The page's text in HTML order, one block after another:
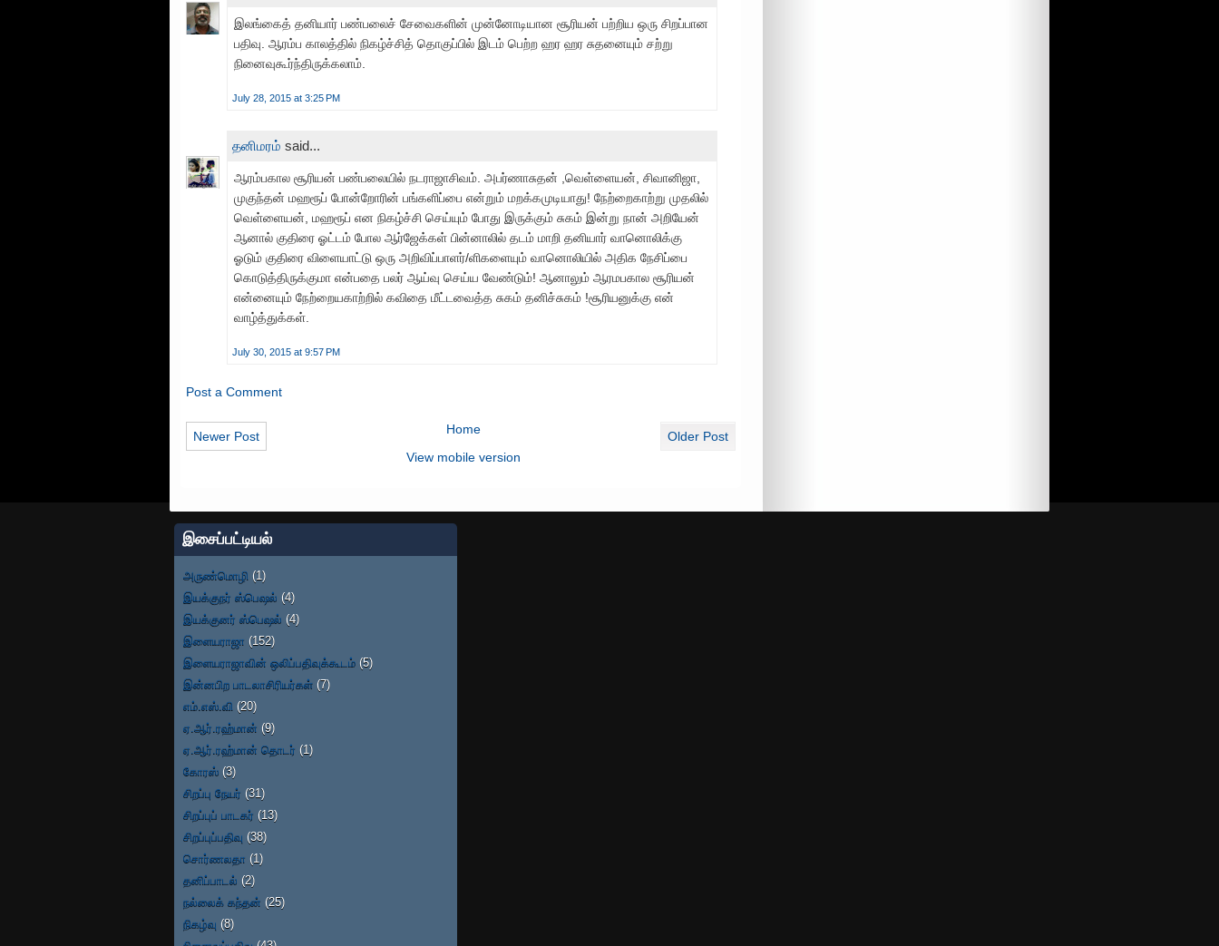
இலங்கைத் தனியார் பண்பலைச் சேவைகளின் முன்னோடியான சூரியன் பற்றிய ஒரு சிறப்பான
பதிவு. ஆரம்ப காலத்தில் நிகழ்ச்சித் தொகுப்பில் இடம் பெற்ற ஹர ஹர சுதனையும் சற்று
நினைவுகூர்ந்திருக்கலாம்.
July 28, 2015 at 3:25 PM
தனிமரம் said...
ஆரம்பகால சூரியன் பண்பலையில் நடராஜாசிவம். அபர்ணாசுதன் ,வெள்ளையன், சிவானிஜா,
முகுந்தன் மஹரூப் போன்றோரின் பங்களிப்பை என்றும் மறக்கமுடியாது! நேற்றைகாற்று முதலில்
வெள்ளையன், மஹரூப் என நிகழ்ச்சி செய்யும் போது இருக்கும் சுகம் இன்று நான் அறியேன்
ஆனால் குதிரை ஓட்டம் போல ஆர்ஜேக்கள் பின்னாலில் தடம் மாறி தனியார் வானொலிக்கு
ஓடும் குதிரை விளையாட்டு ஒரு அறிவிப்பாளர்/ளிகளையும் வானொலியில் அதிக நேசிப்பை
கொடுத்திருக்குமா என்பதை பலர் ஆய்வு செய்ய வேண்டும்! ஆனாலும் ஆரமபகால சூரியன்
என்னையும் நேற்றையகாற்றில் கவிதை மீட்டவைத்த சுகம் தனிச்சுகம் !சூரியனுக்கு என்
வாழ்த்துக்கள்.
July 30, 2015 at 9:57 PM
Post a Comment
Newer Post Older Post
Home
View mobile version
இசைப்பட்டியல்
அருண்மொழி (1)
இயக்குநர் ஸ்பெஷல் (4)
இயக்குனர் ஸ்பெஷல் (4)
இளையராஜா (152)
இளையராஜாவின் ஒலிப்பதிவுக்கூடம் (5)
இன்னபிற பாடலாசிரியர்கள் (7)
எம்.எஸ்.வி (20)
ஏ.ஆர்.ரஹ்மான் (9)
ஏ.ஆர்.ரஹ்மான் தொடர் (1)
கோரஸ் (3)
சிறப்பு நேயர் (31)
சிறப்புப் பாடகர் (13)
சிறப்புப்பதிவு (38)
சொர்ணலதா (1)
தனிப்பாடல் (2)
நல்லைக் கந்தன் (25)
நிகழ்வு (8)